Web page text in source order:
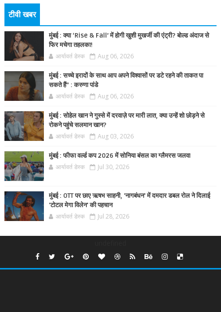
टीवी खबर
मुंबई : क्या ‘Rise & Fall’ में होगी खुशी मुखर्जी की एंट्री? बोल्ड अंदाज से
फिर मचेगा तहलका!
आर्यावर्त डेस्क Aug 06, 2026
मुंबई : सच्चे इरादों के साथ आप अपने विश्वासों पर डटे रहने की ताकत पा
सकते हैं” : करुणा पांडे
आर्यावर्त डेस्क Aug 06, 2026
मुंबई : सोहेल खान ने गुस्से में दरवाज़े पर मारी लात, क्या उन्हें शो छोड़ने से
रोकने पहुंचे सलमान खान?
आर्यावर्त डेस्क Aug 03, 2026
मुंबई : फीफा वर्ल्ड कप 2026 में सोनिया बंसल का ग्लैमरस जलवा
आर्यावर्त डेस्क Jul 30, 2026
मुंबई : OTT पर छाए ऋषभ साहनी, 'नागबंधन' में दमदार डबल रोल ने दिलाई
'टोटल मेगा विलेन' की पहचान
आर्यावर्त डेस्क Jul 28, 2026